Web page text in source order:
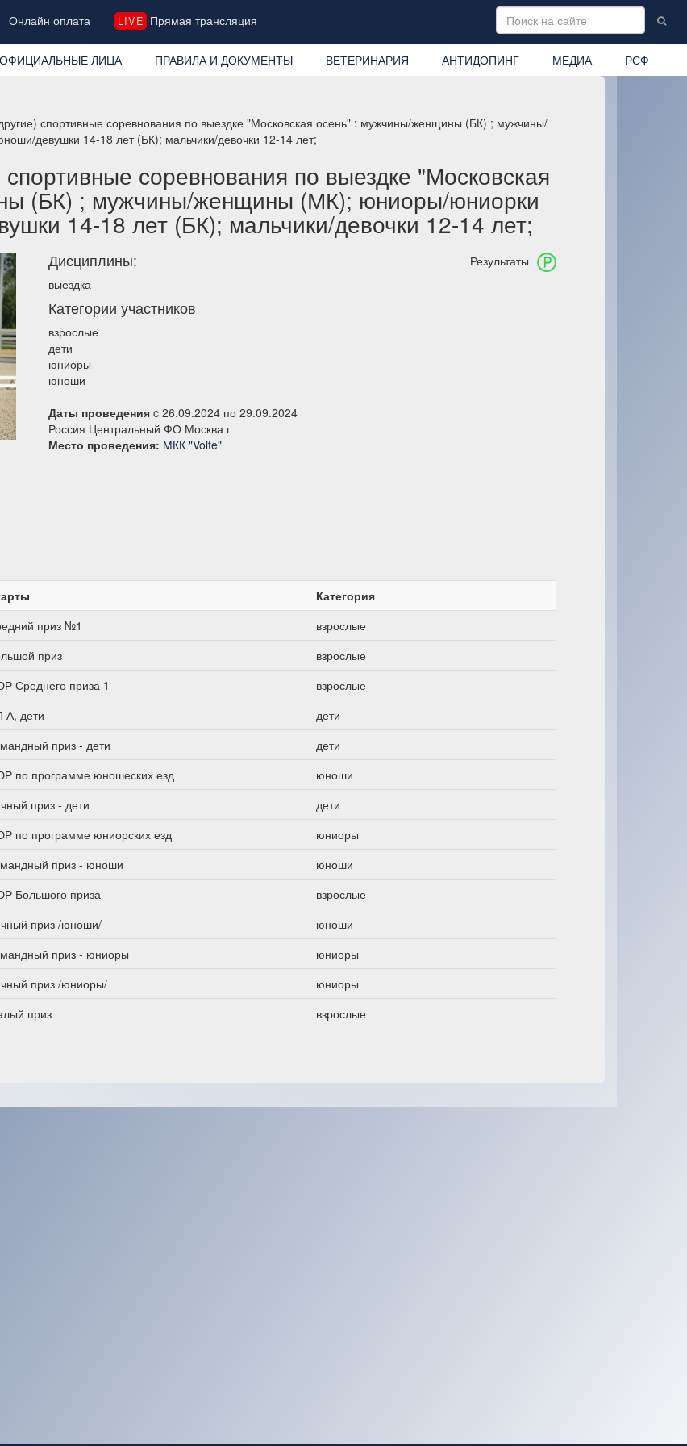
Онлайн оплата LIVE Прямая трансляция
ЛИЦА ПРАВИЛА И ДОКУМЕНТЫ ВЕТЕРИНАРИЯ АНТИДОПИНГ МЕДИА РСФ
спортивные соревнования по выездке "Московская осень" : мужчины/женщины (БК) ; мужчины/
девушки 14-18 лет (БК); мальчики/девочки 12-14 лет;
соревнования по выездке "Московская
(БК) ; мужчины/женщины (МК); юниоры/юниорки
14-18 лет (БК); мальчики/девочки 12-14 лет;
Результаты
Дисциплины:
выездка
Категории участников
взрослые
дети
юниоры
юноши
Даты проведения c 26.09.2024 по 29.09.2024
Россия Центральный ФО Москва г
Место проведения: МКК "Volte"
Категория
приз №1
взрослые
приз
взрослые
Среднего приза 1
взрослые
А, дети
дети
приз - дети
дети
по программе юношеских езд
юноши
приз - дети
дети
по программе юниорских езд
юниоры
приз - юноши
юноши
Большого приза
взрослые
приз /юноши/
юноши
приз - юниоры
юниоры
приз /юниоры/
юниоры
приз взрослые